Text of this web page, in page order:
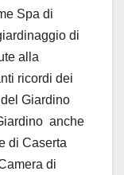
Spa di
di
alla
ricordi dei
Giardino
anche
di Caserta
di